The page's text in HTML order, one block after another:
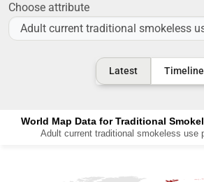
Choose attribute
Latest Timeline